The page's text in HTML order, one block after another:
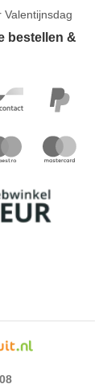
Valentijnsdag
bestellen &